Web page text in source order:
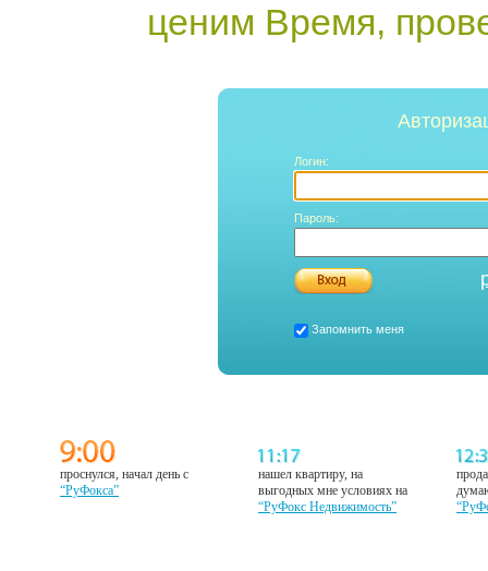
ценим Время,
Логин:
Пароль:
Запомнить меня
проснулся, начал день с
“РуФокса”
нашел квартиру, на
выгодных мне условиях на
“РуФокс Недвижимость”